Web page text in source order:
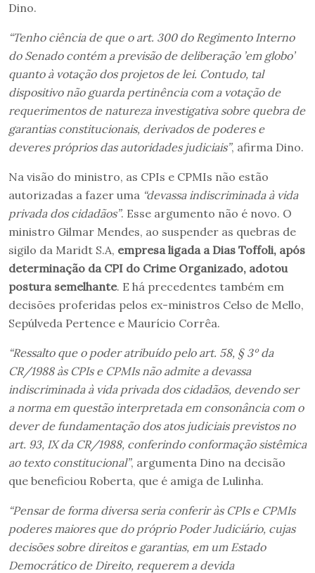
Dino.
“Tenho ciência de que o art. 300 do Regimento Interno
do Senado contém a previsão de deliberação ’em globo’
quanto à votação dos projetos de lei. Contudo, tal
dispositivo não guarda pertinência com a votação de
requerimentos de natureza investigativa sobre quebra de
garantias constitucionais, derivados de poderes e
deveres próprios das autoridades judiciais”, afirma Dino.
Na visão do ministro, as CPIs e CPMIs não estão
autorizadas a fazer uma “devassa indiscriminada à vida
privada dos cidadãos”. Esse argumento não é novo. O
ministro Gilmar Mendes, ao suspender as quebras de
sigilo da Maridt S.A, empresa ligada a Dias Toffoli, após
determinação da CPI do Crime Organizado, adotou
postura semelhante. E há precedentes também em
decisões proferidas pelos ex-ministros Celso de Mello,
Sepúlveda Pertence e Maurício Corrêa.
“Ressalto que o poder atribuído pelo art. 58, § 3º da
CR/1988 às CPIs e CPMIs não admite a devassa
indiscriminada à vida privada dos cidadãos, devendo ser
a norma em questão interpretada em consonância com o
dever de fundamentação dos atos judiciais previstos no
art. 93, IX da CR/1988, conferindo conformação sistêmica
ao texto constitucional”, argumenta Dino na decisão
que beneficiou Roberta, que é amiga de Lulinha.
“Pensar de forma diversa seria conferir às CPIs e CPMIs
poderes maiores que do próprio Poder Judiciário, cujas
decisões sobre direitos e garantias, em um Estado
Democrático de Direito, requerem a devida